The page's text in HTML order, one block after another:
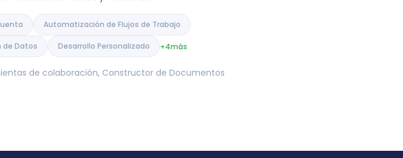
Automatización de Flujos de Trabajo
de Datos Desarrollo Personalizado +4más
de colaboración, Constructor de Documentos